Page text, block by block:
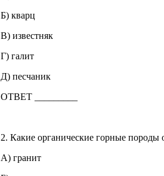
Б) кварц
В) известняк
Г) галит
Д) песчаник
ОТВЕТ _________
2. Какие органические горные породы
А) гранит